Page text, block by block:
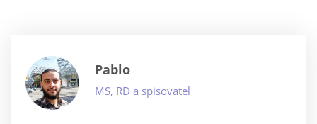
Pablo
MS, RD a spisovatel